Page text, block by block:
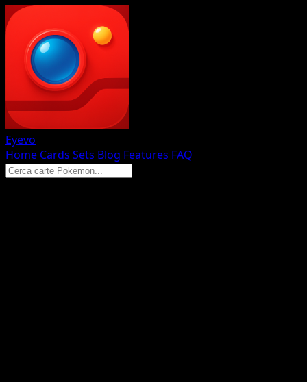
Eyevo
Home Cards Sets Blog Features FAQ